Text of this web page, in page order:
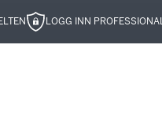
LOGG INN PROFESSIONAL